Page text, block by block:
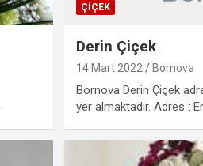
ÇIÇEK
Derin Çiçek
14 Mart 2022 Bornova
Bornova Derin Çiçek
yer almaktadır. Adres :